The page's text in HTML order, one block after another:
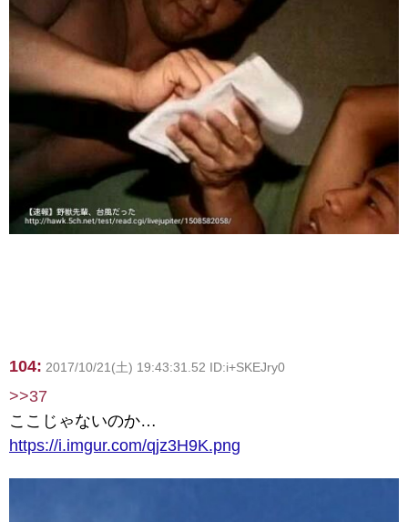
104: 2017/10/21(土) 19:43:31.52 ID:i+SKEJry0
>>37
ここじゃないのか…
https://i.imgur.com/qjz3H9K.png